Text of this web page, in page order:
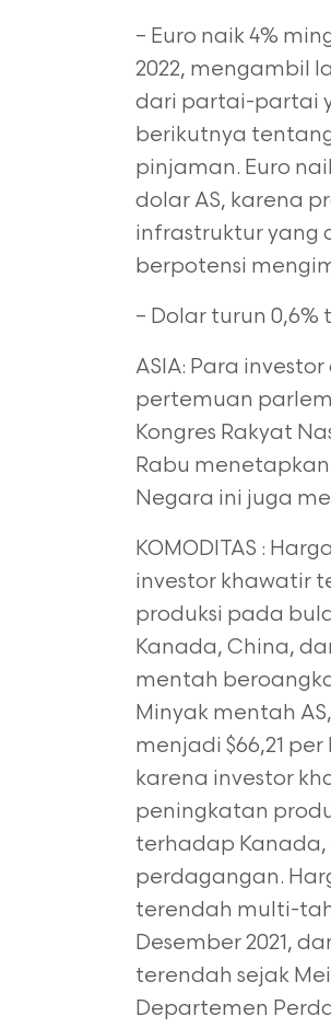
– Euro naik 4%
2022, mengambil
dari partai-partai
berikutnya
pinjaman. Euro
dolar AS, karena
infrastruktur yang
berpotensi
– Dolar turun 0,6%
ASIA: Para
pertemuan
Kongres Rakyat
Rabu
Negara ini juga
KOMODITAS :
investor khawatir
produksi pada
Kanada, China,
mentah
Minyak mentah
menjadi $66,21
karena investor
peningkatan
terhadap Kanada,
perdagangan.
terendah multi-
Desember 2021,
terendah sejak
Departemen